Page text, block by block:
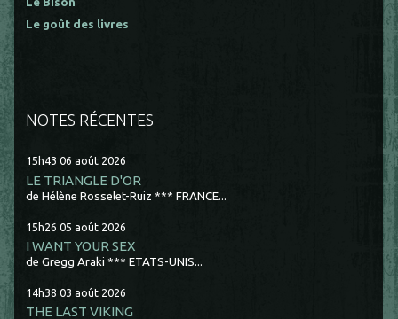
Le goût des livres
NOTES RÉCENTES
15h43 06 août 2026
LE TRIANGLE D'OR
de Hélène Rosselet-Ruiz *** FRANCE...
15h26 05 août 2026
I WANT YOUR SEX
de Gregg Araki *** ETATS-UNIS...
14h38 03 août 2026
THE LAST VIKING